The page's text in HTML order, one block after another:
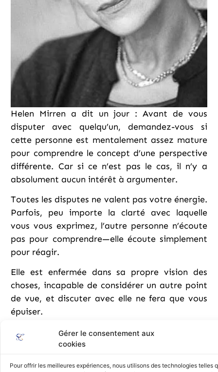
Gérer le consentement aux
cookies
Pour offrir les meilleures expériences, nous utilisons des technologies telles
Helen Mirren a dit un jour : Avant de vous
disputer avec quelqu’un, demandez-vous si
cette personne est mentalement assez mature
pour comprendre le concept d’une perspective
différente. Car si ce n’est pas le cas, il n’y a
absolument aucun intérêt à argumenter.
Toutes les disputes ne valent pas votre énergie.
Parfois, peu importe la clarté avec laquelle
vous vous exprimez, l’autre personne n’écoute
pas pour comprendre—elle écoute simplement
pour réagir.
Elle est enfermée dans sa propre vision des
choses, incapable de considérer un autre point
de vue, et discuter avec elle ne fera que vous
épuiser.
Il y a une grande différence entre une
discussion saine et un débat inutile.
Un échange avec quelqu’un d’ouvert d’esprit,